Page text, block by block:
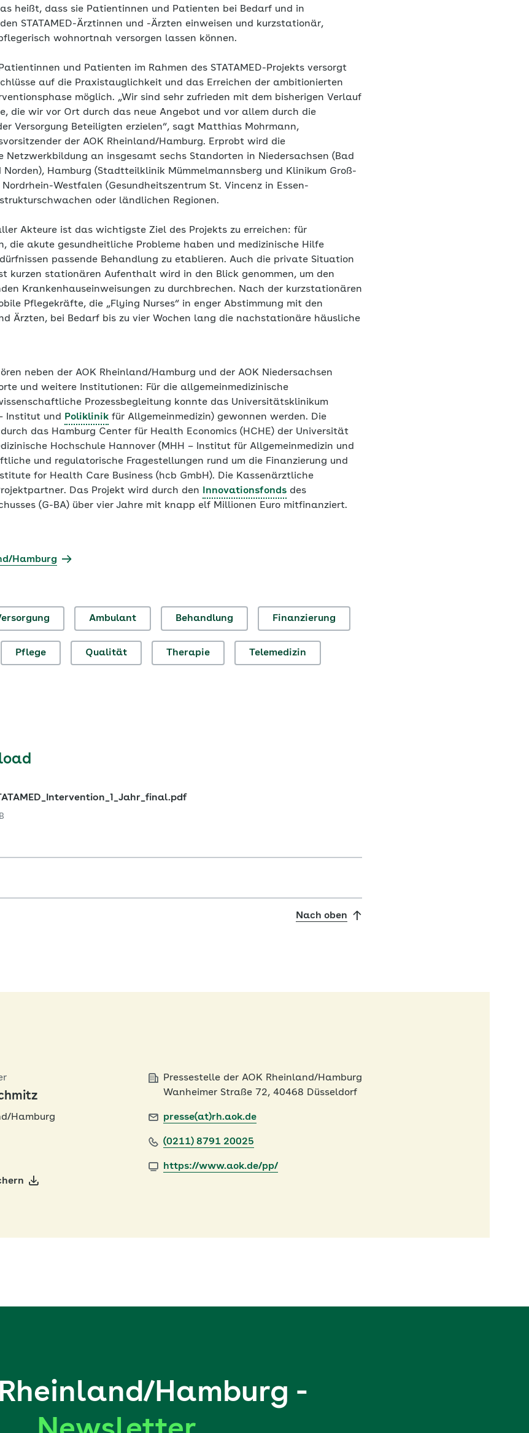
heißt, dass sie Patientinnen und Patienten bei Bedarf und in
STATAMED-Ärztinnen und -Ärzten einweisen und kurzstationär,
wohnortnah versorgen lassen können.
und Patienten im Rahmen des STATAMED-Projekts versorgt
auf die Praxistauglichkeit und das Erreichen der ambitionierten
möglich. „Wir sind sehr zufrieden mit dem bisherigen Verlauf
die wir vor Ort durch das neue Angebot und vor allem durch die
Versorgung Beteiligten erzielen“, sagt Matthias Mohrmann,
der AOK Rheinland/Hamburg. Erprobt wird die
Netzwerkbildung an insgesamt sechs Standorten in Niedersachsen (Bad
Norden), Hamburg (Stadtteilklinik Mümmelmannsberg und Klinikum Groß-
Westfalen (Gesundheitszentrum St. Vincenz in Essen-
oder ländlichen Regionen.
Akteure ist das wichtigste Ziel des Projekts zu erreichen: für
die akute gesundheitliche Probleme haben und medizinische Hilfe
passende Behandlung zu etablieren. Auch die private Situation
kurzen stationären Aufenthalt wird in den Blick genommen, um den
Krankenhauseinweisungen zu durchbrechen. Nach der kurzstationären
Pflegekräfte, die „Flying Nurses“ in enger Abstimmung mit den
Ärzten, bei Bedarf bis zu vier Wochen lang die nachstationäre häusliche
neben der AOK Rheinland/Hamburg und der AOK Niedersachsen
und weitere Institutionen: Für die allgemeinmedizinische
Prozessbegleitung konnte das Universitätsklinikum
Institut und
Poliklinik für Allgemeinmedizin) gewonnen werden. Die
das Hamburg Center für Health Economics (HCHE) der Universität
Hochschule Hannover (MHH – Institut für Allgemeinmedizin und
und regulatorische Fragestellungen rund um die Finanzierung und
for Health Care Business (hcb GmbH). Die Kassenärztliche
Das Projekt wird durch den
Innovationsfonds des
(G-BA) über vier Jahre mit knapp elf Millionen Euro mitfinanziert.
Hamburg
Ambulant Behandlung Finanzierung
Pflege Qualität Therapie Telemedizin
Nach oben
Hamburg
Pressestelle der AOK Rheinland/Hamburg
Wanheimer Straße 72, 40468 Düsseldorf
presse(at)rh.aok.de
(0211) 8791 20025
https://www.aok.de/pp/
Hamburg -